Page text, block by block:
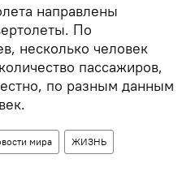
направлены
По
несколько человек
пассажиров,
по разным данным
мира ЖИЗНЬ